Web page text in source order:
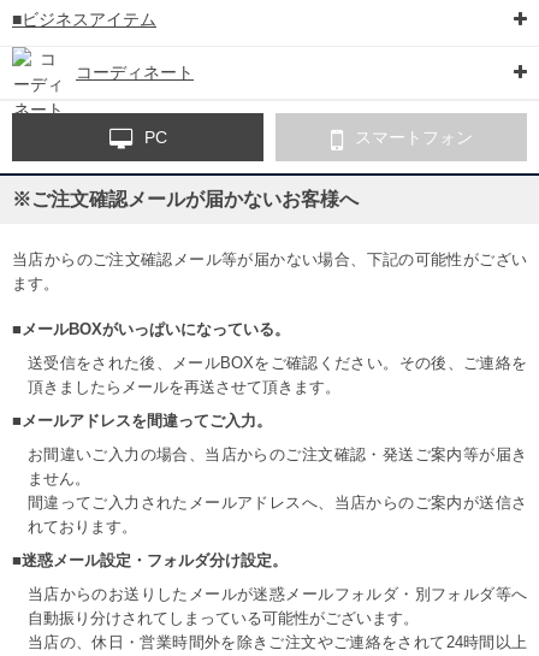
■ビジネスアイテム
コーディネート
PC スマートフォン
※ご注文確認メールが届かないお客様へ
当店からのご注文確認メール等が届かない場合、下記の可能性がござい
ます。
■メールBOXがいっぱいになっている。
送受信をされた後、メールBOXをご確認ください。その後、ご連絡を
頂きましたらメールを再送させて頂きます。
■メールアドレスを間違ってご入力。
お間違いご入力の場合、当店からのご注文確認・発送ご案内等が届き
ません。
間違ってご入力されたメールアドレスへ、当店からのご案内が送信さ
れております。
■迷惑メール設定・フォルダ分け設定。
当店からのお送りしたメールが迷惑メールフォルダ・別フォルダ等へ
自動振り分けされてしまっている可能性がございます。
当店の、休日・営業時間外を除きご注文やご連絡をされて24時間以上